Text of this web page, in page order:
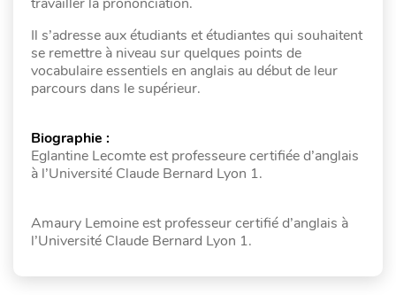
Il s’adresse aux étudiants et étudiantes qui souhaitent
se remettre à niveau sur quelques points de
vocabulaire essentiels en anglais au début de leur
parcours dans le supérieur.
Biographie :
Eglantine Lecomte est professeure certifiée d’anglais
à l’Université Claude Bernard Lyon 1.
Amaury Lemoine est professeur certifié d’anglais à
l’Université Claude Bernard Lyon 1.